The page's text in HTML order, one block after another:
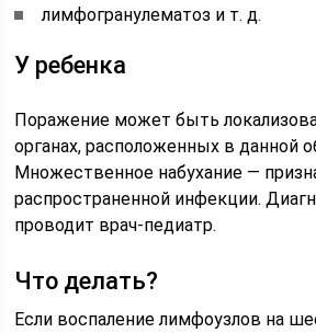
лимфогранулематоз и т. д.
У ребенка
Поражение может быть
органах, расположенных в данной
Множественное набухание —
распространенной инфекции.
проводит врач-педиатр.
Что делать?
Если воспаление лимфоузлов на